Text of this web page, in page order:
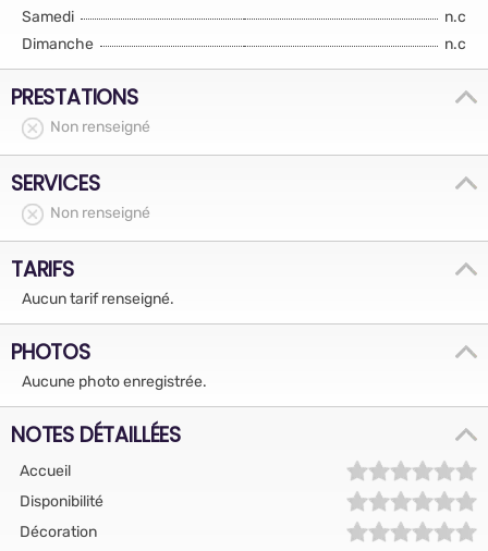
Samedi
n.c
Dimanche
n.c
PRESTATIONS
Non renseigné
SERVICES
Non renseigné
TARIFS
Aucun tarif renseigné.
PHOTOS
Aucune photo enregistrée.
NOTES DÉTAILLÉES
Accueil
Disponibilité
Décoration